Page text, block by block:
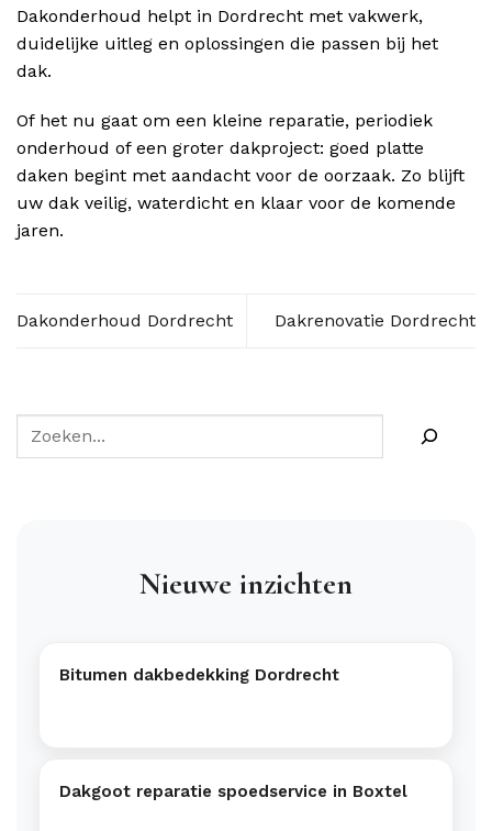
Dakonderhoud helpt in Dordrecht met vakwerk,
duidelijke uitleg en oplossingen die passen bij het
dak.
Of het nu gaat om een kleine reparatie, periodiek
onderhoud of een groter dakproject: goed platte
daken begint met aandacht voor de oorzaak. Zo blijft
uw dak veilig, waterdicht en klaar voor de komende
jaren.
Dakonderhoud Dordrecht Dakrenovatie Dordrecht
Nieuwe inzichten
Bitumen dakbedekking Dordrecht
Dakgoot reparatie spoedservice in Boxtel